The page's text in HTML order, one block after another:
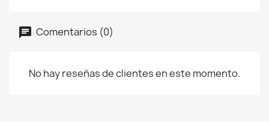
Comentarios (0)
No hay reseñas de clientes en este momento.